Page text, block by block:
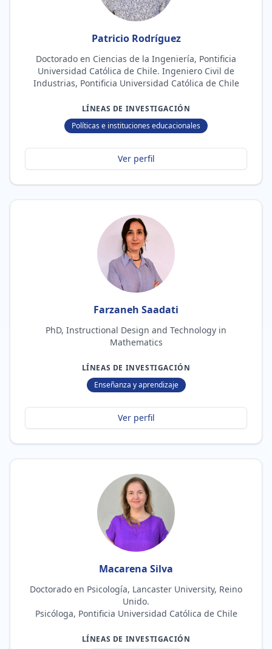
Patricio Rodríguez
Doctorado en Ciencias de la Ingeniería, Pontificia
Universidad Católica de Chile. Ingeniero Civil de
Industrias, Pontificia Universidad Católica de Chile
LÍNEAS DE INVESTIGACIÓN
Políticas e instituciones educacionales
Ver perfil
Farzaneh Saadati
PhD, Instructional Design and Technology in
Mathematics
LÍNEAS DE INVESTIGACIÓN
Enseñanza y aprendizaje
Ver perfil
Macarena Silva
Doctorado en Psicología, Lancaster University, Reino
Unido.
Psicóloga, Pontificia Universidad Católica de Chile
LÍNEAS DE INVESTIGACIÓN